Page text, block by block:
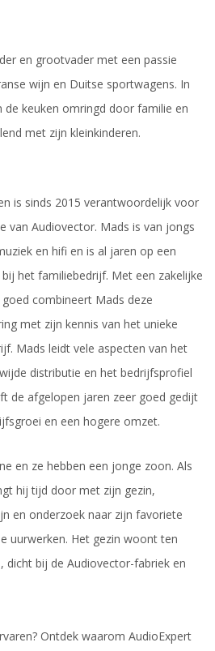
en grootvader met een passie
wijn en Duitse sportwagens. In
de keuken omringd door familie en
met zijn kleinkinderen.
is sinds 2015 verantwoordelijk voor
van Audiovector. Mads is van jongs
en hifi en is al jaren op een
het familiebedrijf. Met een zakelijke
combineert Mads deze
met zijn kennis van het unieke
Mads leidt vele aspecten van het
distributie en het bedrijfsprofiel
de afgelopen jaren zeer goed gedijt
en een hogere omzet.
en ze hebben een jonge zoon. Als
hij tijd door met zijn gezin,
en onderzoek naar zijn favoriete
uurwerken. Het gezin woont ten
dicht bij de Audiovector-fabriek en
Ontdek waarom AudioExpert